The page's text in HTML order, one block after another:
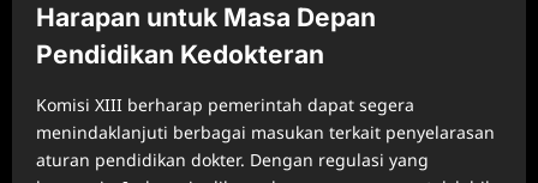
Harapan untuk Masa Depan
Pendidikan Kedokteran
Komisi XIII berharap pemerintah dapat segera
menindaklanjuti berbagai masukan terkait penyelarasan
aturan pendidikan dokter. Dengan regulasi yang